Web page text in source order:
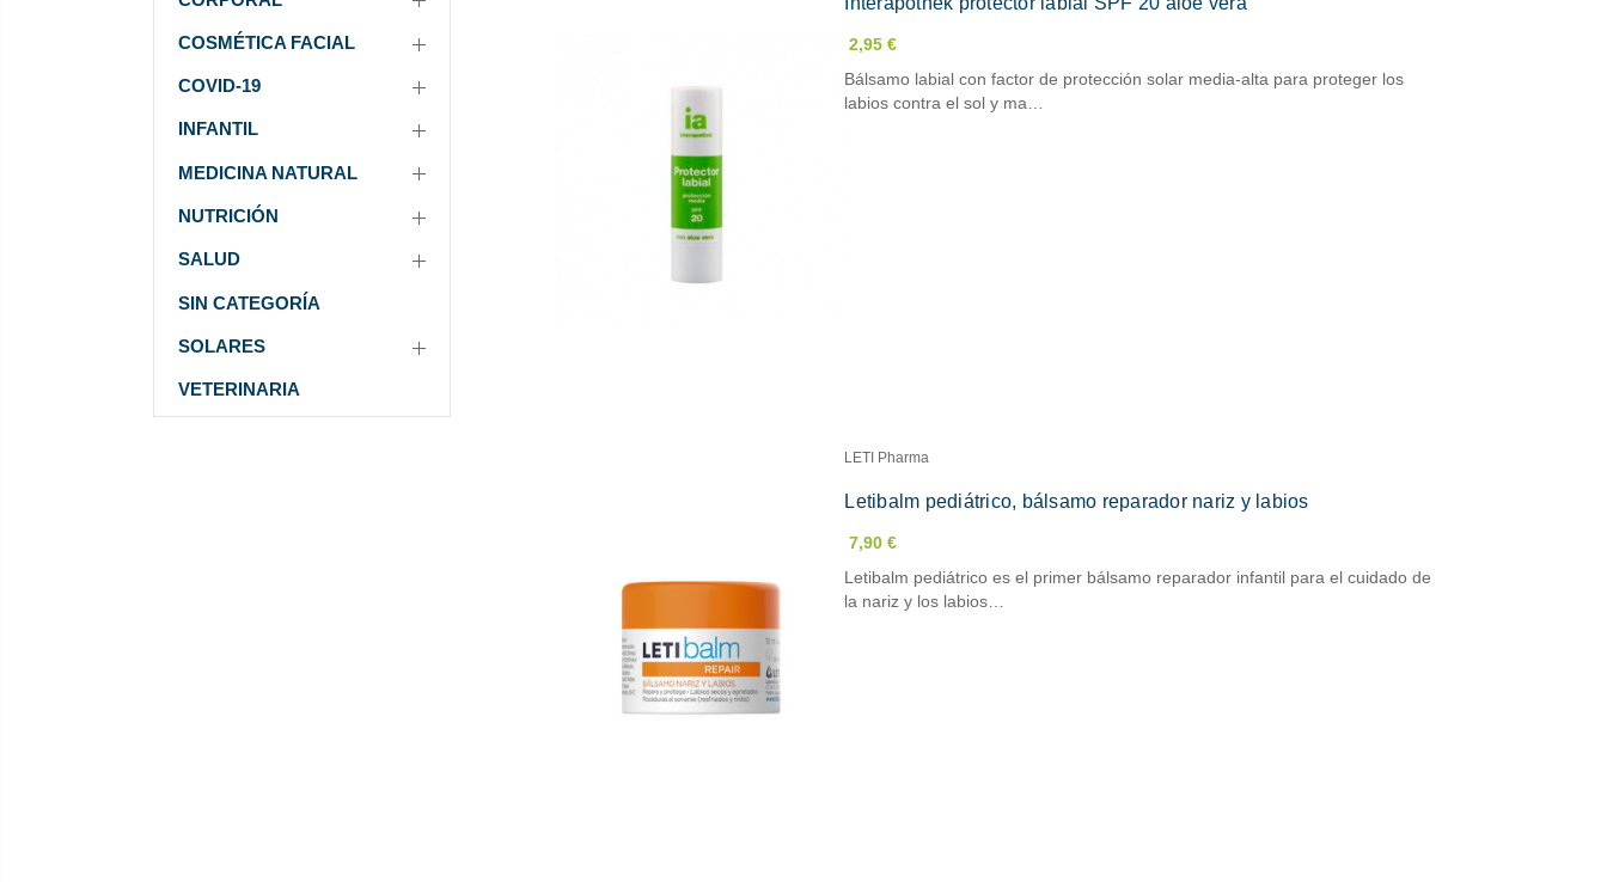
COSMÉTICA FACIAL
COVID-19
INFANTIL
MEDICINA NATURAL
NUTRICIÓN
SALUD
SIN CATEGORÍA
SOLARES
VETERINARIA
2,95 €
Bálsamo labial con factor de protección solar media-alta para proteger los
labios contra el sol y ma…
LETI Pharma
Letibalm pediátrico, bálsamo reparador nariz y labios
7,90 €
Letibalm pediátrico es el primer bálsamo reparador infantil para el cuidado de
la nariz y los labios…